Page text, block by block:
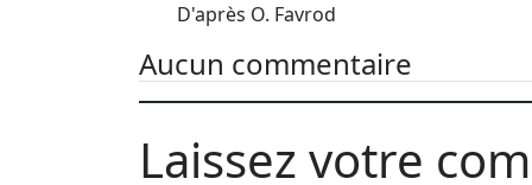
D'après O. Favrod
Aucun commentaire
Laissez votre